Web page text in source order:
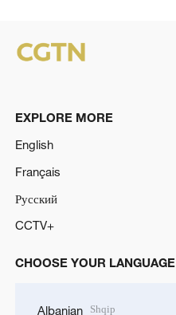
EXPLORE MORE
English
Français
Русский
CCTV+
CHOOSE YOUR LANGUAGE
Albanian Shqip